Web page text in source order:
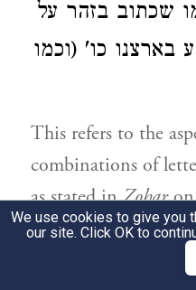
שכתוב בזהר על
בארצנו כו' (וכמו
This refers to the
combinations of
as stated inZoharon
voice of theTor-
(as explained
We use cookies to give you
our site. Click OK to